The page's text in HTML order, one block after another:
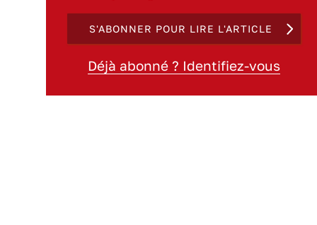
S'ABONNER POUR LIRE L'ARTICLE
Déjà abonné ? Identifiez-vous